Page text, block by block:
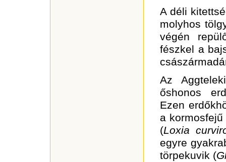
A déli
molyhos
végén
fészkel a
Az
őshonos
Ezen
a
(Loxia
egyre
törpekuvik (